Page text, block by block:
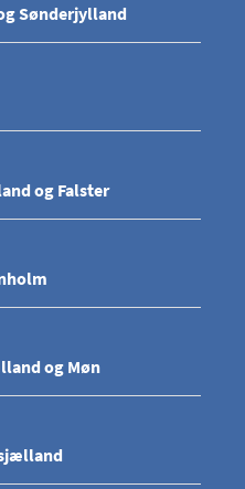
Sønderjylland
og Falster
og Møn